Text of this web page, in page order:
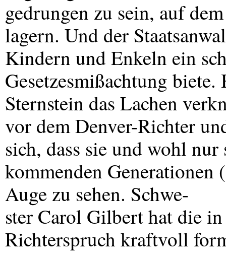
gedrungen zu sein, auf
lagern. Und der
Kindern und Enkeln ein
Gesetzesmißachtung
Sternstein das Lachen
vor dem Denver-Richter
sich, dass sie und wohl
kommenden Generationen
Auge zu sehen. Schwe-
ster Carol Gilbert hat die
Richterspruch kraftvoll